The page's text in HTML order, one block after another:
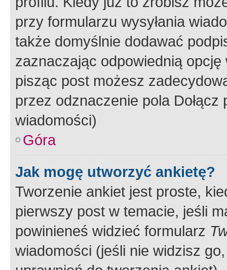
przy formularzu wysyłania
także domyślnie dodawać
zaznaczając odpowiednią
pisząc post możesz
przez odznaczenie pola
wiadomości)
Góra
Jak mogę utworzyć ankietę?
Tworzenie ankiet jest proste,
pierwszy post w temacie, jeśli
powinieneś widzieć formularz
wiadomości (jeśli nie widzisz